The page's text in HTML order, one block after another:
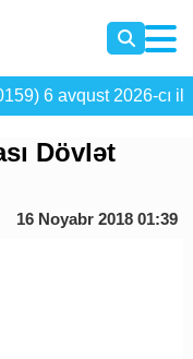
6 avqust 2026-cı il
Dövlət
16 Noyabr 2018 01:39